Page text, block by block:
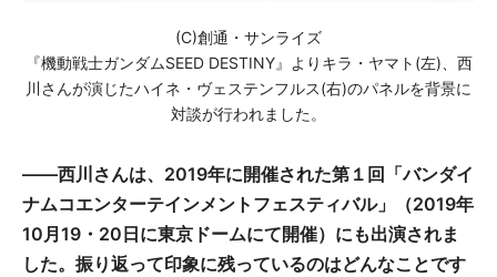
(C)創通・サンライズ
『機動戦士ガンダムSEED DESTINY』よりキラ・ヤマト(左)、西
川さんが演じたハイネ・ヴェステンフルス(右)のパネルを背景に
対談が行われました。
――西川さんは、2019年に開催された第１回「バンダイ
ナムコエンターテインメントフェスティバル」（2019年
10月19・20日に東京ドームにて開催）にも出演されま
した。振り返って印象に残っているのはどんなことです